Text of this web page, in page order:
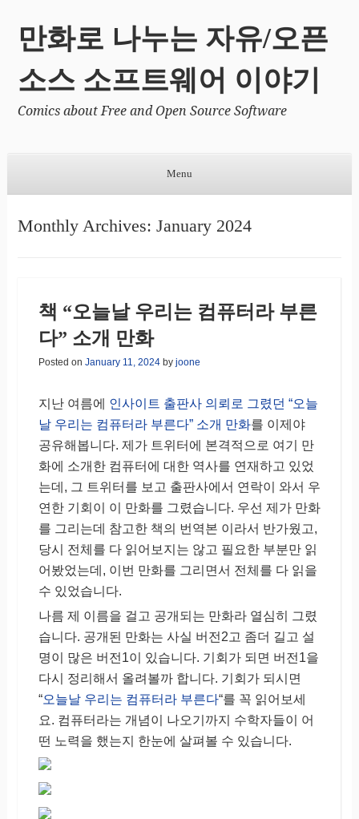
만화로 나누는 자유/오픈
소스 소프트웨어 이야기
Comics about Free and Open Source Software
Menu
Monthly Archives: January 2024
책 “오늘날 우리는 컴퓨터라 부른
다” 소개 만화
Posted on January 11, 2024by joone
지난 여름에 인사이트 출판사 의뢰로 그렸던 “오늘
날 우리는 컴퓨터라 부른다” 소개 만화를 이제야
공유해봅니다. 제가 트위터에 본격적으로 여기 만
화에 소개한 컴퓨터에 대한 역사를 연재하고 있었
는데, 그 트위터를 보고 출판사에서 연락이 와서 우
연한 기회이 이 만화를 그렸습니다. 우선 제가 만화
를 그리는데 참고한 책의 번역본 이라서 반가웠고,
당시 전체를 다 읽어보지는 않고 필요한 부분만 읽
어봤었는데, 이번 만화를 그리면서 전체를 다 읽을
수 있었습니다.
나름 제 이름을 걸고 공개되는 만화라 열심히 그렸
습니다. 공개된 만화는 사실 버전2고 좀더 길고 설
명이 많은 버전1이 있습니다. 기회가 되면 버전1을
다시 정리해서 올려볼까 합니다. 기회가 되시면
“오늘날 우리는 컴퓨터라 부른다“를 꼭 읽어보세
요. 컴퓨터라는 개념이 나오기까지 수학자들이 어
떤 노력을 했는지 한눈에 살펴볼 수 있습니다.